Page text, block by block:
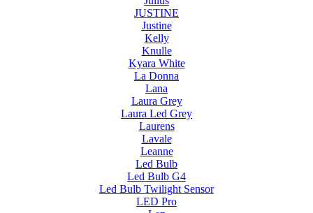
JUSTINE
Justine
Kelly
Knulle
Kyara White
La Donna
Lana
Laura Grey
Laura Led Grey
Laurens
Lavale
Leanne
Led Bulb
Led Bulb G4
Led Bulb Twilight Sensor
LED Pro